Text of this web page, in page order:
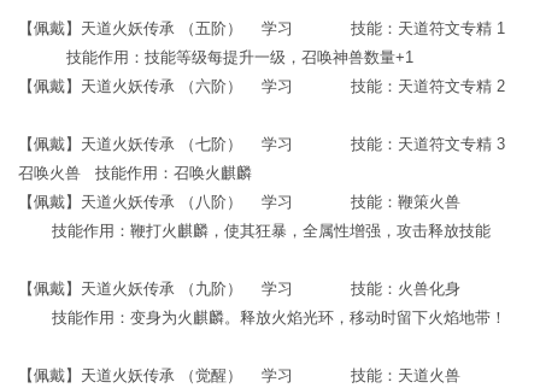
【佩戴】天道火妖传承 （五阶） 学习 技能：天道符文专精 1
技能作用：技能等级每提升一级，召唤神兽数量+1
【佩戴】天道火妖传承 （六阶） 学习 技能：天道符文专精 2
【佩戴】天道火妖传承 （七阶） 学习 技能：天道符文专精 3
召唤火兽 技能作用：召唤火麒麟
【佩戴】天道火妖传承 （八阶） 学习 技能：鞭策火兽
技能作用：鞭打火麒麟，使其狂暴，全属性增强，攻击释放技能
【佩戴】天道火妖传承 （九阶） 学习 技能：火兽化身
技能作用：变身为火麒麟。释放火焰光环，移动时留下火焰地带！
【佩戴】天道火妖传承 （觉醒） 学习 技能：天道火兽